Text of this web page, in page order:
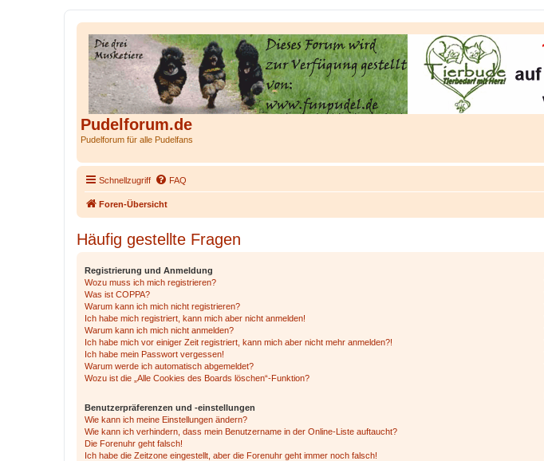
Pudelforum.de
Pudelforum für alle Pudelfans
Schnellzugriff FAQ
Foren-Übersicht
Häufig gestellte Fragen
Registrierung und Anmeldung
Wozu muss ich mich registrieren?
Was ist COPPA?
Warum kann ich mich nicht registrieren?
Ich habe mich registriert, kann mich aber nicht anmelden!
Warum kann ich mich nicht anmelden?
Ich habe mich vor einiger Zeit registriert, kann mich aber nicht mehr anmelden?!
Ich habe mein Passwort vergessen!
Warum werde ich automatisch abgemeldet?
Wozu ist die „Alle Cookies des Boards löschen“-Funktion?
Benutzerpräferenzen und -einstellungen
Wie kann ich meine Einstellungen ändern?
Wie kann ich verhindern, dass mein Benutzername in der Online-Liste auftaucht?
Die Forenuhr geht falsch!
Ich habe die Zeitzone eingestellt, aber die Forenuhr geht immer noch falsch!